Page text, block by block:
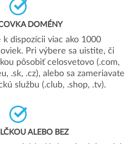
DOMÉNY
k dispozícii viac ako 1000
Pri výbere sa uistite, či
pôsobiť celosvetovo (.com,
.sk, .cz), alebo sa zameriavate
službu (.club, .shop, .tv).
ALEBO BEZ